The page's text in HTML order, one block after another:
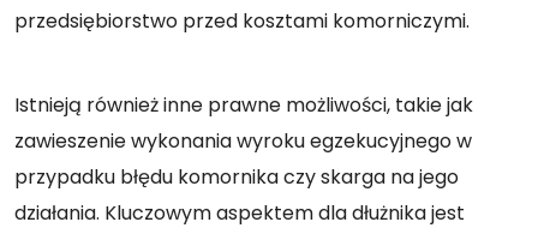
przedsiębiorstwo przed kosztami komorniczymi.
Istnieją również inne prawne możliwości, takie jak
zawieszenie wykonania wyroku egzekucyjnego w
przypadku błędu komornika czy skarga na jego
działania. Kluczowym aspektem dla dłużnika jest